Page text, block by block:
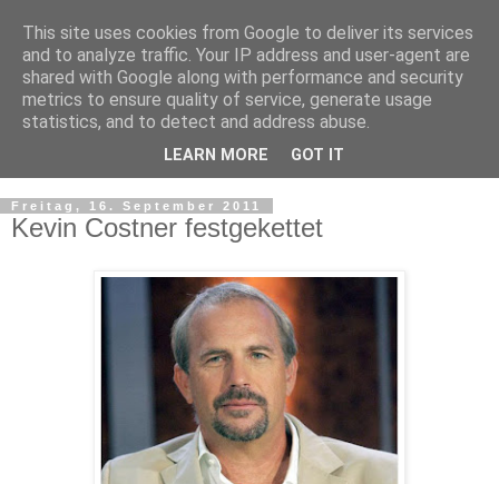
Freitag, 16. September 2011
Kevin Costner festgekettet
This site uses cookies from Google to deliver its services
and to analyze traffic. Your IP address and user-agent are
shared with Google along with performance and security
metrics to ensure quality of service, generate usage
statistics, and to detect and address abuse.
LEARN MORE GOT IT